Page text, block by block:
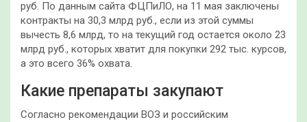
руб. По данным сайта ФЦПиЛО, на 11 мая заключены
контракты на 30,3 млрд руб., если из этой суммы
вычесть 8,6 млрд, то на текущий год остается около 23
млрд руб., которых хватит для покупки 292 тыс. курсов,
а это всего 36% охвата.
Какие препараты закупают
Согласно рекомендации ВОЗ и российским